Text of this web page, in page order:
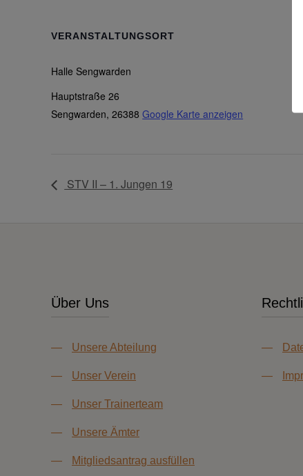
VERANSTALTUNGSORT
Halle Sengwarden
Hauptstraße 26
Sengwarden, 26388 Google Karte anzeigen
STV II – 1. Jungen 19
Über Uns
— Unsere Abteilung
— Unser Verein
— Unser Trainerteam
— Unsere Ämter
— Mitgliedsantrag ausfüllen
—
—